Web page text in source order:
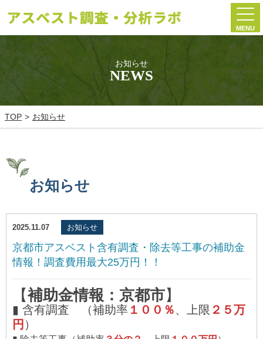
MENU
お知らせ
NEWS
TOP お知らせ
お知らせ
2025.11.07 お知らせ
京都市アスベスト含有調査・除去等工事の補助金
情報！調査費用最大25万円！！
【補助金情報：京都市】
▮ 含有調査 （補助率 １００％、上限 ２５万
円 ）